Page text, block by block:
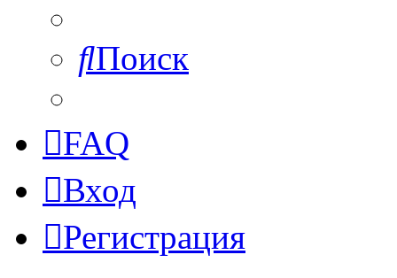
Поиск
FAQ
Вход
Регистрация